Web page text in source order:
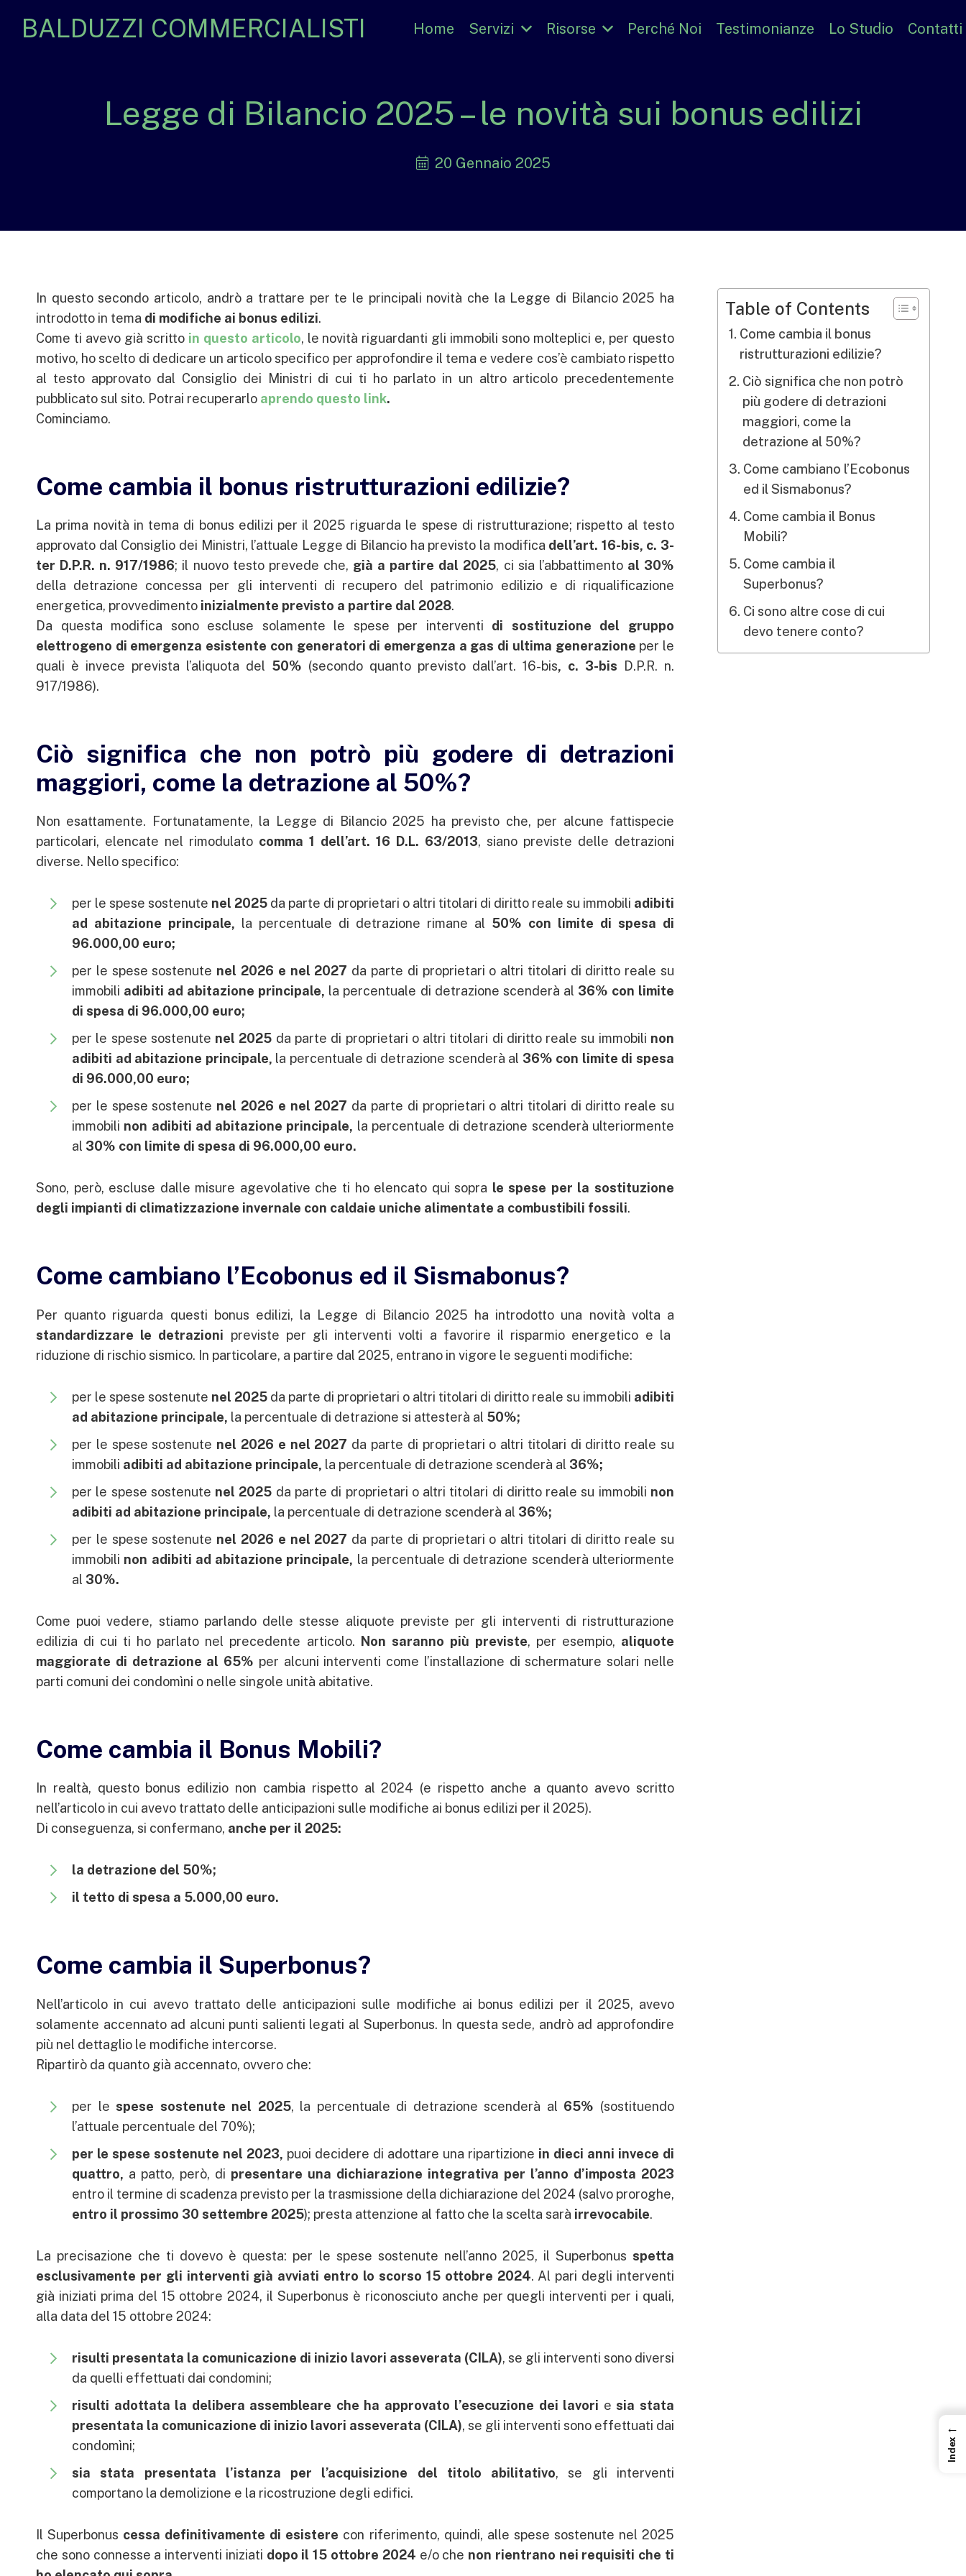
BALDUZZI COMMERCIALISTI Home Servizi Risorse Perché Noi Testimonianze Lo Studio Contatti
Legge di Bilancio 2025 – le novità sui bonus edilizi
20 Gennaio 2025
In questo secondo articolo, andrò a trattare per te le principali novità che la Legge di Bilancio 2025 ha
introdotto in tema di modifiche ai bonus edilizi.
Come ti avevo già scritto in questo articolo, le novità riguardanti gli immobili sono molteplici e, per questo
motivo, ho scelto di dedicare un articolo specifico per approfondire il tema e vedere cos’è cambiato rispetto
al testo approvato dal Consiglio dei Ministri di cui ti ho parlato in un altro articolo precedentemente
pubblicato sul sito. Potrai recuperarlo aprendo questo link.
Cominciamo.
Come cambia il bonus ristrutturazioni edilizie?
La prima novità in tema di bonus edilizi per il 2025 riguarda le spese di ristrutturazione; rispetto al testo
approvato dal Consiglio dei Ministri, l’attuale Legge di Bilancio ha previsto la modifica dell’art. 16-bis, c. 3-
ter D.P.R. n. 917/1986; il nuovo testo prevede che, già a partire dal 2025, ci sia l’abbattimento al 30%
della detrazione concessa per gli interventi di recupero del patrimonio edilizio e di riqualificazione
energetica, provvedimento inizialmente previsto a partire dal 2028.
Da questa modifica sono escluse solamente le spese per interventi di sostituzione del gruppo
elettrogeno di emergenza esistente con generatori di emergenza a gas di ultima generazione per le
quali è invece prevista l’aliquota del 50% (secondo quanto previsto dall’art. 16-bis, c. 3-bis
D.P.R. n.
917/1986).
Ciò significa che non potrò più godere di detrazioni
maggiori, come la detrazione al 50%?
Non esattamente. Fortunatamente, la Legge di Bilancio 2025 ha previsto che, per alcune fattispecie
particolari, elencate nel rimodulato comma 1 dell’art. 16 D.L. 63/2013, siano previste delle detrazioni
diverse. Nello specifico:
per le spese sostenute nel 2025 da parte di proprietari o altri titolari di diritto reale su immobili adibiti
ad abitazione principale, la percentuale di detrazione rimane al 50% con limite di spesa di
96.000,00 euro;
per le spese sostenute nel 2026 e nel 2027 da parte di proprietari o altri titolari di diritto reale su
immobili adibiti ad abitazione principale, la percentuale di detrazione scenderà al 36% con limite
di spesa di 96.000,00 euro;
per le spese sostenute nel 2025 da parte di proprietari o altri titolari di diritto reale su immobili non
adibiti ad abitazione principale, la percentuale di detrazione scenderà al 36% con limite di spesa
di 96.000,00 euro;
per le spese sostenute nel 2026 e nel 2027 da parte di proprietari o altri titolari di diritto reale su
immobili non adibiti ad abitazione principale, la percentuale di detrazione scenderà ulteriormente
al 30% con limite di spesa di 96.000,00 euro.
Sono, però, escluse dalle misure agevolative che ti ho elencato qui sopra le spese per la sostituzione
degli impianti di climatizzazione invernale con caldaie uniche alimentate a combustibili fossili.
Come cambiano l’Ecobonus ed il Sismabonus?
Per quanto riguarda questi bonus edilizi, la Legge di Bilancio 2025 ha introdotto una novità volta a
standardizzare le detrazioni previste per gli interventi volti a favorire il risparmio energetico e la
riduzione di rischio sismico. In particolare, a partire dal 2025, entrano in vigore le seguenti modifiche:
per le spese sostenute nel 2025 da parte di proprietari o altri titolari di diritto reale su immobili adibiti
ad abitazione principale, la percentuale di detrazione si attesterà al 50%;
per le spese sostenute nel 2026 e nel 2027 da parte di proprietari o altri titolari di diritto reale su
immobili adibiti ad abitazione principale, la percentuale di detrazione scenderà al 36%;
per le spese sostenute nel 2025 da parte di proprietari o altri titolari di diritto reale su immobili non
adibiti ad abitazione principale, la percentuale di detrazione scenderà al 36%;
per le spese sostenute nel 2026 e nel 2027 da parte di proprietari o altri titolari di diritto reale su
immobili non adibiti ad abitazione principale, la percentuale di detrazione scenderà ulteriormente
al 30%.
Come puoi vedere, stiamo parlando delle stesse aliquote previste per gli interventi di ristrutturazione
edilizia di cui ti ho parlato nel precedente articolo. Non saranno più previste, per esempio, aliquote
maggiorate di detrazione al 65% per alcuni interventi come l’installazione di schermature solari nelle
parti comuni dei condomìni o nelle singole unità abitative.
Come cambia il Bonus Mobili?
In realtà, questo bonus edilizio non cambia rispetto al 2024 (e rispetto anche a quanto avevo scritto
nell’articolo in cui avevo trattato delle anticipazioni sulle modifiche ai bonus edilizi per il 2025).
Di conseguenza, si confermano, anche per il 2025:
la detrazione del 50%;
il tetto di spesa a 5.000,00 euro.
Come cambia il Superbonus?
Nell’articolo in cui avevo trattato delle anticipazioni sulle modifiche ai bonus edilizi per il 2025, avevo
solamente accennato ad alcuni punti salienti legati al Superbonus. In questa sede, andrò ad approfondire
più nel dettaglio le modifiche intercorse.
Ripartirò da quanto già accennato, ovvero che:
per le spese sostenute nel 2025, la percentuale di detrazione scenderà al 65% (sostituendo
l’attuale percentuale del 70%);
per le spese sostenute nel 2023, puoi decidere di adottare una ripartizione in dieci anni invece di
quattro, a patto, però, di presentare una dichiarazione integrativa per l’anno d’imposta 2023
entro il termine di scadenza previsto per la trasmissione della dichiarazione del 2024 (salvo proroghe,
entro il prossimo 30 settembre 2025); presta attenzione al fatto che la scelta sarà irrevocabile.
La precisazione che ti dovevo è questa: per le spese sostenute nell’anno 2025, il Superbonus spetta
esclusivamente per gli interventi già avviati entro lo scorso 15 ottobre 2024. Al pari degli interventi
già iniziati prima del 15 ottobre 2024, il Superbonus è riconosciuto anche per quegli interventi per i quali,
alla data del 15 ottobre 2024:
risulti presentata la comunicazione di inizio lavori asseverata (CILA), se gli interventi sono diversi
da quelli effettuati dai condomini;
risulti adottata la delibera assembleare che ha approvato l’esecuzione dei lavori e sia stata
presentata la comunicazione di inizio lavori asseverata (CILA), se gli interventi sono effettuati dai
condomìni;
sia stata presentata l’istanza per l’acquisizione del titolo abilitativo, se gli interventi
comportano la demolizione e la ricostruzione degli edifici.
Il Superbonus cessa definitivamente di esistere con riferimento, quindi, alle spese sostenute nel 2025
che sono connesse a interventi iniziati dopo il 15 ottobre 2024 e/o che non rientrano nei requisiti che ti
Table of Contents
Come cambia il bonus
ristrutturazioni edilizie?
Ciò significa che non potrò
più godere di detrazioni
maggiori, come la
detrazione al 50%?
Come cambiano l’Ecobonus
ed il Sismabonus?
Come cambia il Bonus
Mobili?
Come cambia il
Superbonus?
Ci sono altre cose di cui
devo tenere conto?
←
Index